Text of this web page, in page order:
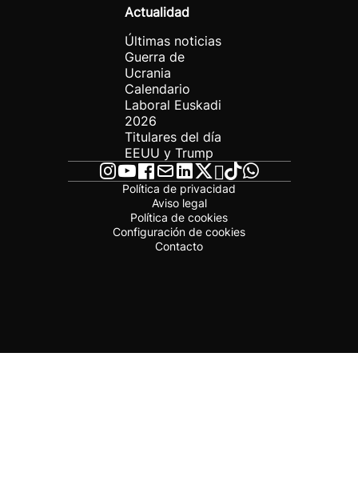
Actualidad
Últimas noticias
Guerra de
Ucrania
Calendario
Laboral Euskadi
2026
Titulares del día
EEUU y Trump
Política de privacidad
Aviso legal
Política de cookies
Configuración de cookies
Contacto